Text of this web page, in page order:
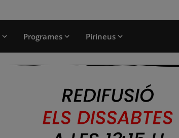
Programes Pirineus